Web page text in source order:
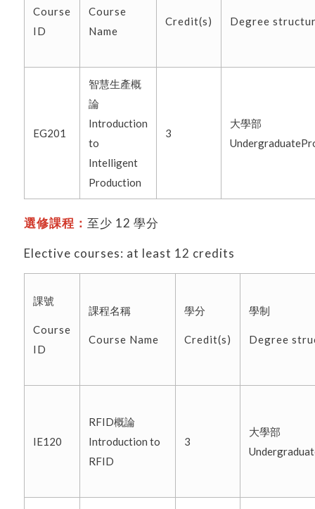
Course
ID
Course
Name
Credit(s) Degree
EG201
智慧生產概
論
Introduction
to
Intelligent
Production
3
大學部
選修課程： 至少 12 學分
Elective courses: at least 12 credits
課號
Course
ID
課程名稱
Course Name
學分
Credit(s)
學制
Degree
IE120
RFID概論
Introduction to
RFID
3
大學部